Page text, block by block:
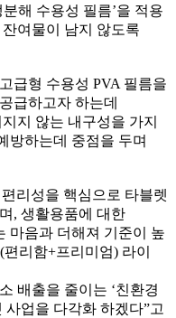
해 수용성 필름’을 적용
여물이 남지 않도록
급형 수용성 PVA 필름을
급하고자 하는데
지 않는 내구성을 가지
방하는데 중점을 두며
리성을 핵심으로 타블렛
, 생활용품에 대한
마음과 더해져 기준이 높
리함+프리미엄) 라이
배출을 줄이는 ‘친환경
사업을 다각화 하겠다”고